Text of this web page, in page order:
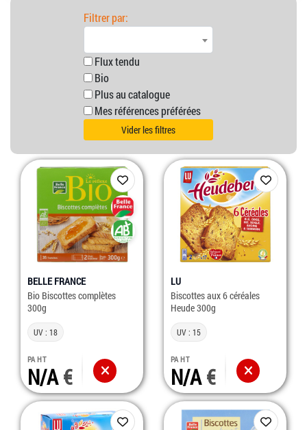
Filtrer par:
Flux tendu
Bio
Plus au catalogue
Mes références préférées
Vider les filtres
BELLE FRANCE
Bio Biscottes complètes
300g
UV : 18
PA HT
N/A
LU
Biscottes aux 6 céréales
Heude 300g
UV : 15
PA HT
N/A